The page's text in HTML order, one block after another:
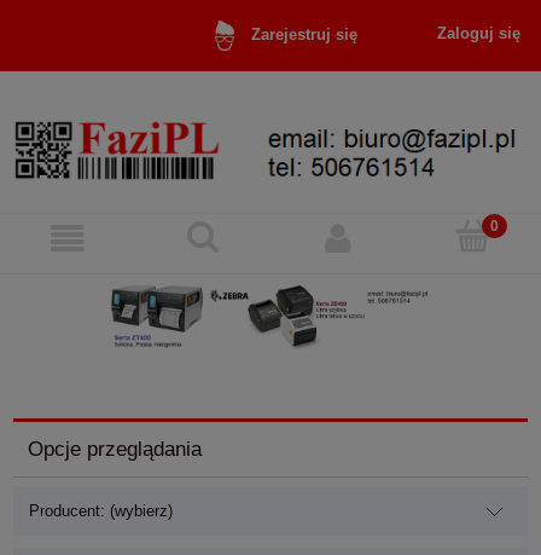
Zarejestruj się Zaloguj się
Opcje przeglądania
Producent: (wybierz)